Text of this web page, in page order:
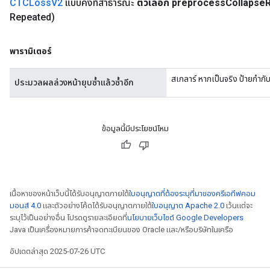
CTCLossV2 แบบคงที่สาธารณะ ตัวเลือก preprocessCollapse
Repeated)
พารามิเตอร์
ประมวลผลล่วงหน้ายุบซ้ำแล้วซ้ำอีก สเกลาร์ หากเป็นจริง ป้ายกำ
ข้อมูลนี้มีประโยชน์ไหม
เนื้อหาของหน้าเว็บนี้ได้รับอนุญาตภายใต้ใบอนุญาตที่ต้องระบุที่มาของครีเอทีฟคอม
มอนส์ 4.0 และตัวอย่างโค้ดได้รับอนุญาตภายใต้ใบอนุญาต Apache 2.0 เว้นแต่จะ
ระบุไว้เป็นอย่างอื่น โปรดดูรายละเอียดที่นโยบายเว็บไซต์ Google Developers
Java เป็นเครื่องหมายการค้าจดทะเบียนของ Oracle และ/หรือบริษัทในเครือ
อัปเดตล่าสุด 2025-07-26 UTC